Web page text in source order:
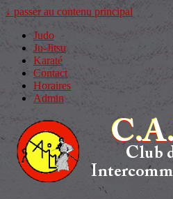
↓ passer au contenu principal
Judo
Ju-Jitsu
Karaté
Contact
Horaires
Admin